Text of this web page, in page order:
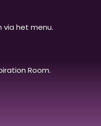
via het menu.
Room.